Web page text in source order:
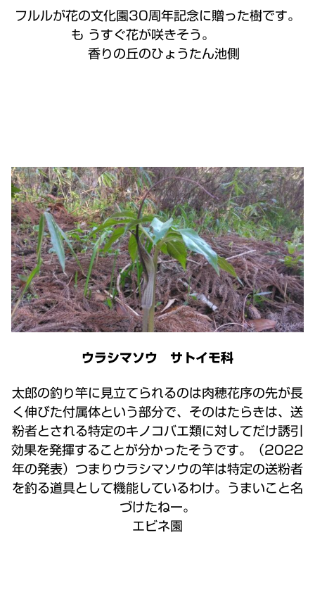
フルルが花の文化園30周年記念に贈った樹です。
も うすぐ花が咲きそう。
香りの丘のひょうたん池側
ウラシマソウ サトイモ科
太郎の釣り竿に見立てられるのは肉穂花序の先が長
く伸びた付属体という部分で、そのはたらきは、送
粉者とされる特定のキノコバエ類に対してだけ誘引
効果を発揮することが分かったそうです。（2022
年の発表）つまりウラシマソウの竿は特定の送粉者
を釣る道具として機能しているわけ。うまいこと名
づけたねー。
エビネ園